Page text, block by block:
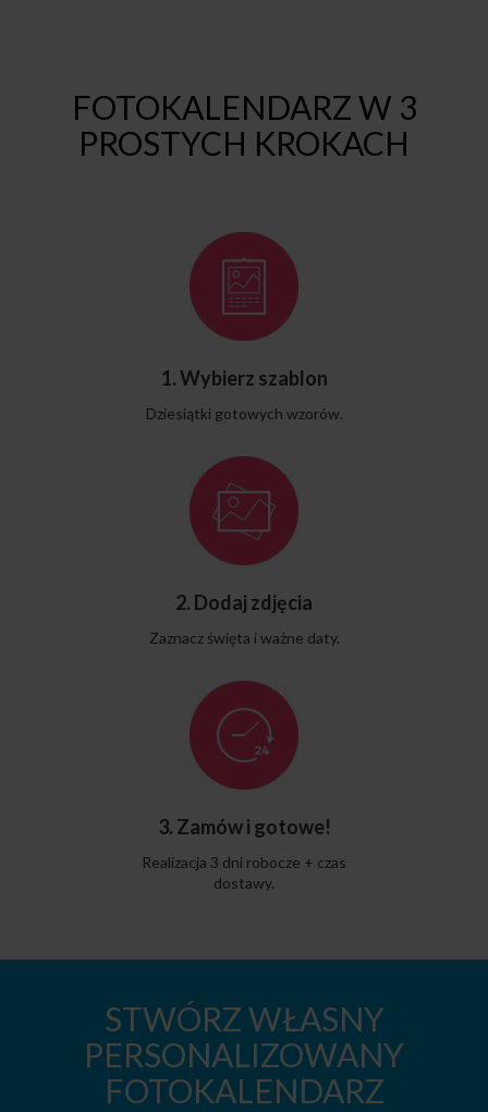
FOTOKALENDARZ W 3
PROSTYCH KROKACH
1. Wybierz szablon
Dziesiątki gotowych wzorów.
2. Dodaj zdjęcia
Zaznacz święta i ważne daty.
3. Zamów i gotowe!
Realizacja 3 dni robocze + czas
dostawy.
STWÓRZ WŁASNY
PERSONALIZOWANY
FOTOKALENDARZ